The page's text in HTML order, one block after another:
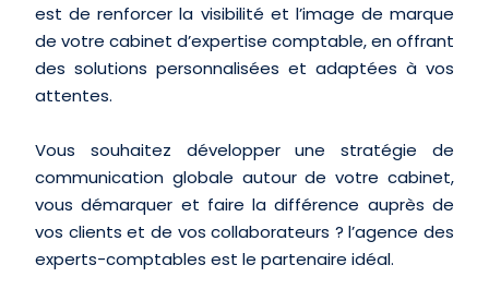
est de renforcer la visibilité et l’image de marque
de votre cabinet d’expertise comptable, en offrant
des solutions personnalisées et adaptées à vos
attentes.
Vous souhaitez développer une stratégie de
communication globale autour de votre cabinet,
vous démarquer et faire la différence auprès de
vos clients et de vos collaborateurs ? l’agence des
experts-comptables est le partenaire idéal.